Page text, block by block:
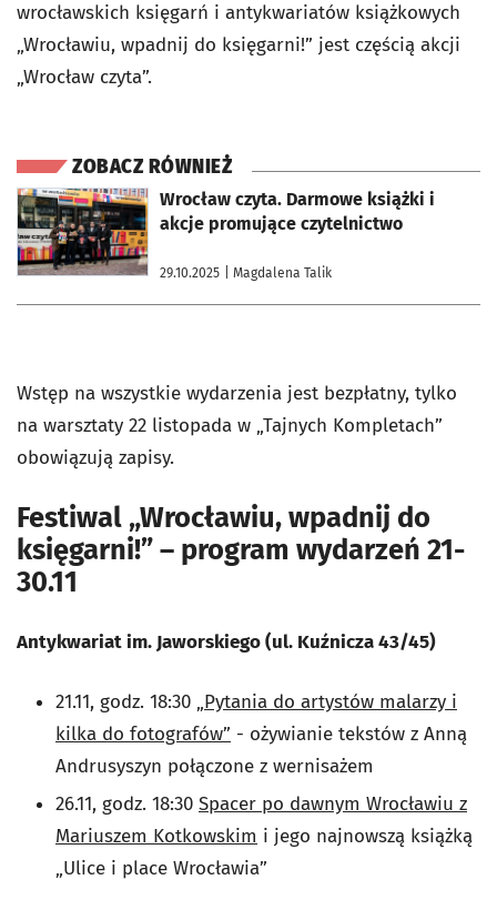
wrocławskich księgarń i antykwariatów książkowych
„Wrocławiu, wpadnij do księgarni!” jest częścią akcji
„Wrocław czyta”.
ZOBACZ RÓWNIEŻ
Wrocław czyta. Darmowe książki i
akcje promujące czytelnictwo
29.10.2025 | Magdalena Talik
otworzy się w nowej karcie
Wstęp na wszystkie wydarzenia jest bezpłatny, tylko
na warsztaty 22 listopada w „Tajnych Kompletach”
obowiązują zapisy.
Festiwal „Wrocławiu, wpadnij do
księgarni!” – program wydarzeń 21-
30.11
Antykwariat im. Jaworskiego (ul. Kuźnicza 43/45)
21.11, godz. 18:30 „Pytania do artystów malarzy i
kilka do fotografów” - ożywianie tekstów z Anną
Andrusyszyn połączone z wernisażem
26.11, godz. 18:30 Spacer po dawnym Wrocławiu z
Mariuszem Kotkowskim i jego najnowszą książką
„Ulice i place Wrocławia”